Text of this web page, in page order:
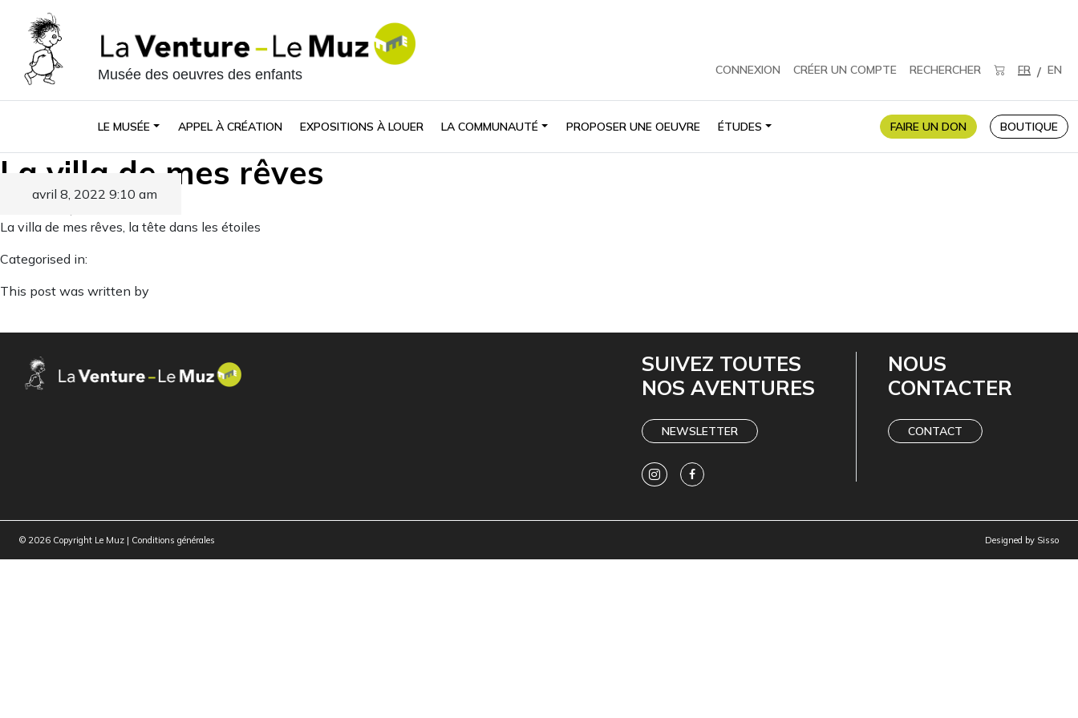
Musée des oeuvres des enfants CONNEXION CRÉER UN COMPTE RECHERCHER FR / EN
LE MUSÉE APPEL À CRÉATION EXPOSITIONS À LOUER LA COMMUNAUTÉ PROPOSER UNE OEUVRE ÉTUDES FAIRE UN DON BOUTIQUE
La villa de mes rêves
avril 8, 2022 9:10 am
La villa de mes rêves, la tête dans les étoiles
Categorised in:
This post was written by
SUIVEZ TOUTES
NOS AVENTURES
NEWSLETTER
NOUS
CONTACTER
CONTACT
© 2026 Copyright Le Muz | Conditions générales Designed by Sisso